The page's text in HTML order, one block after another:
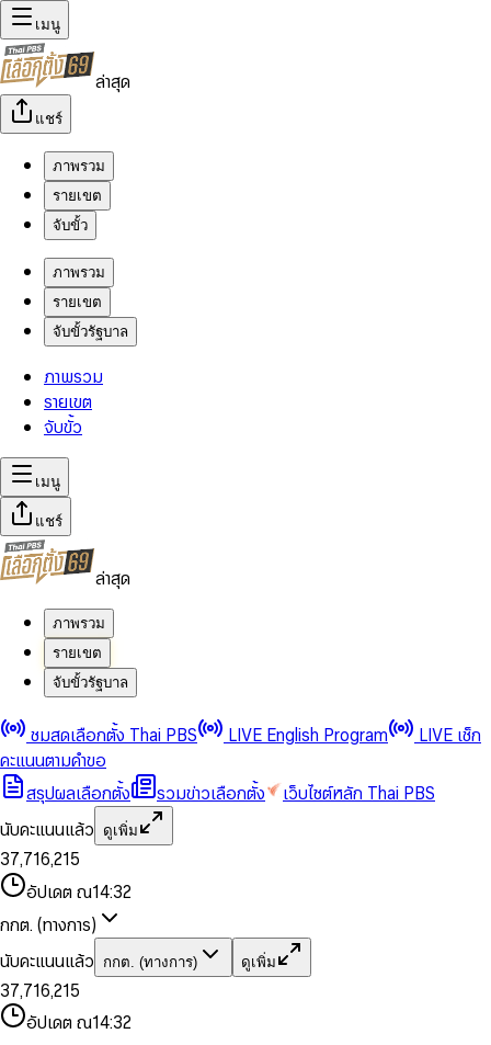
เมนู
ล่าสุด
แชร์
ภาพรวม
รายเขต
จับขั้ว
ภาพรวม
รายเขต
จับขั้วรัฐบาล
ภาพรวม
รายเขต
จับขั้ว
เมนู
แชร์
ล่าสุด
ภาพรวม
รายเขต
จับขั้วรัฐบาล
ชมสดเลือกตั้ง Thai PBS LIVE English Program
LIVE เช็ก
คะแนนตามคำขอ
สรุปผลเลือกตั้ง
รวมข่าวเลือกตั้ง
เว็บไซต์หลัก Thai PBS
นับคะแนนแล้ว
ดูเพิ่ม
0
1
2
3
4
5
6
8
9
0
1
2
3
4
5
6
7
8
9
,
0
1
2
4
6
7
8
9
0
1
2
3
4
5
6
7
8
9
0
1
3
5
6
7
8
9
,
1
2
4
5
7
8
9
0
1
3
4
6
7
8
9
0
2
3
4
5
7
8
อัปเดต ณ14:32
กกต. (ทางการ)
นับคะแนนแล้ว
กกต. (ทางการ) ดูเพิ่ม
0
1
2
3
4
5
0
1
2
4
5
6
7
8
9
,
0
1
2
4
6
7
8
9
0
1
2
3
0
1
3
5
6
7
8
,
1
2
4
0
1
3
0
2
3
4
5
7
อัปเดต ณ14:32